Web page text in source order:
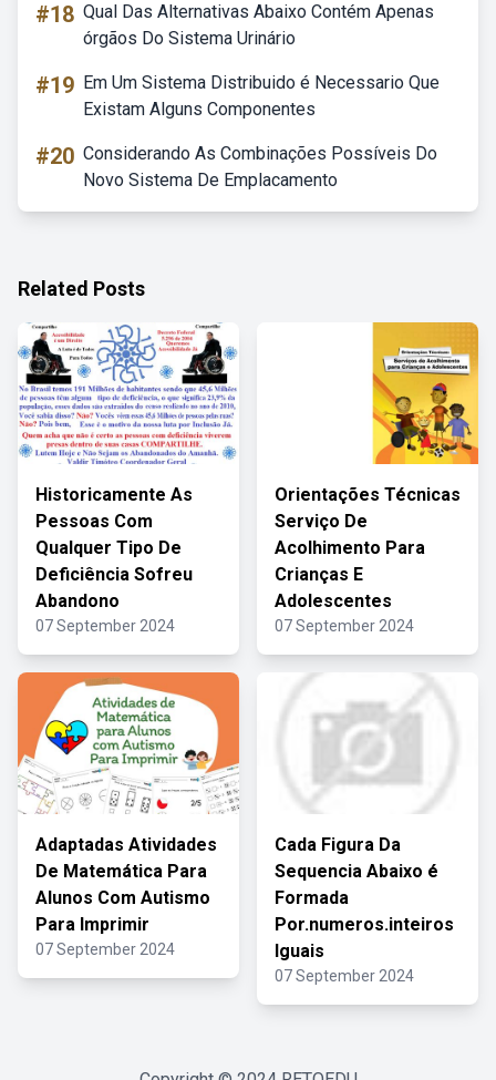
#18 Qual Das Alternativas Abaixo Contém Apenas
órgãos Do Sistema Urinário
#19 Em Um Sistema Distribuido é Necessario Que
Existam Alguns Componentes
#20 Considerando As Combinações Possíveis Do
Novo Sistema De Emplacamento
Related Posts
Historicamente As
Pessoas Com
Qualquer Tipo De
Deficiência Sofreu
Abandono
07 September 2024
Orientações Técnicas
Serviço De
Acolhimento Para
Crianças E
Adolescentes
07 September 2024
Adaptadas Atividades
De Matemática Para
Alunos Com Autismo
Para Imprimir
07 September 2024
Cada Figura Da
Sequencia Abaixo é
Formada
Por.numeros.inteiros
Iguais
07 September 2024